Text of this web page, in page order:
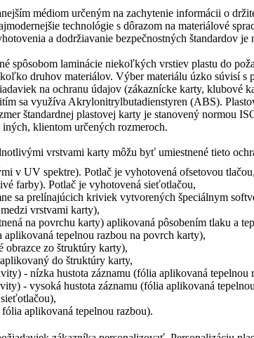
médiom určeným na zachytenie informácii o
technológie s dôrazom na materiálové
a dodržiavanie bezpečnostných štandardov
spôsobom laminácie niekoľkých vrstiev plastu do
druhov materiálov. Výber materiálu úzko súvisí
na ochranu údajov (zákaznícke karty,
sa využíva Akrylonitrylbutadienstyren (ABS).
štandardnej plastovej karty je stanovený normou
klientom určených rozmeroch.
vrstvami karty môžu byť umiestnené tieto
v UV spektre). Potlač je vyhotovená ofsetovou tlačou,
farby). Potlač je vyhotovená sieťotlačou,
sa prelínajúcich kriviek vytvorených špeciálnym
vrstvami karty),
na povrchu karty) aplikovaná pôsobením tlaku a
tepelnou razbou na povrch karty),
obrazce zo štruktúry karty),
do štruktúry karty,
- nízka hustota záznamu (fólia aplikovaná tepelnou
- vysoká hustota záznamu (fólia aplikovaná
aplikovaná tepelnou razbou).